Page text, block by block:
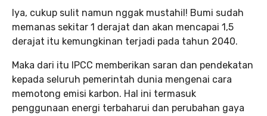
Iya, cukup sulit namun nggak mustahil! Bumi sudah
memanas sekitar 1 derajat dan akan mencapai 1,5
derajat itu kemungkinan terjadi pada tahun 2040.
Maka dari itu IPCC memberikan saran dan pendekatan
kepada seluruh pemerintah dunia mengenai cara
memotong emisi karbon. Hal ini termasuk
penggunaan energi terbaharui dan perubahan gaya